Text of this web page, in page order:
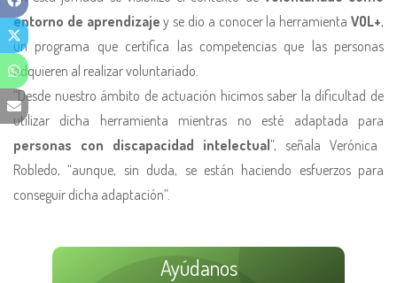
entorno de aprendizaje y se dio a conocer la herramientaVOL+,
un programa que certifica las competencias que las personas
adquieren al realizar voluntariado.
“Desde nuestro ámbito de actuación hicimos saber la dificultad de
utilizar dicha herramienta mientras no esté adaptada para
personas con discapacidad intelectual”, señala Verónica
Robledo, “aunque, sin duda, se están haciendo esfuerzos para
conseguir dicha adaptación”.
Ayúdanos